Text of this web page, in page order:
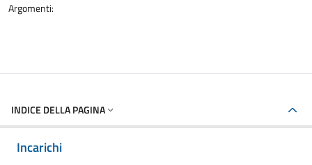
Argomenti:
INDICE DELLA PAGINA
Incarichi